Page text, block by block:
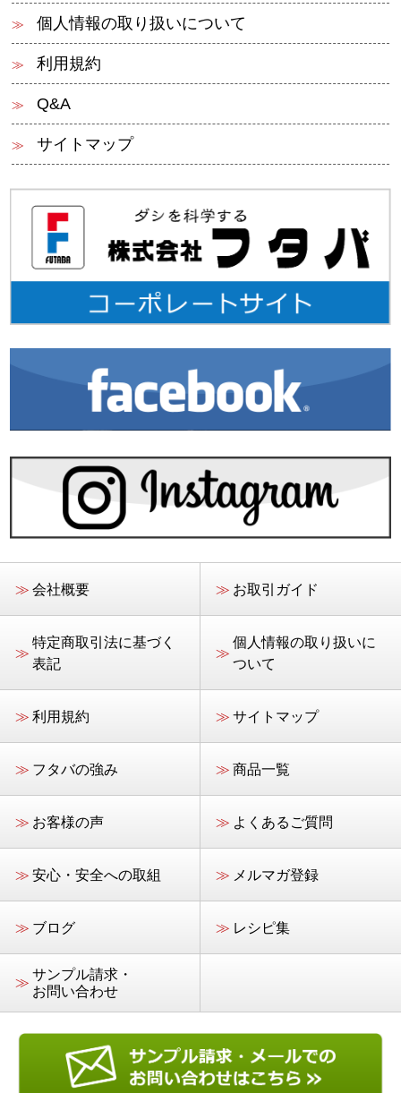
個人情報の取り扱いについて
利用規約
Q&A
サイトマップ
≫ 会社概要 ≫ お取引ガイド
≫
特定商取引法に基づく
表記
≫
個人情報の取り扱いに
ついて
≫ 利用規約 ≫ サイトマップ
≫ フタバの強み ≫ 商品一覧
≫ お客様の声 ≫ よくあるご質問
≫ 安心・安全への取組 ≫ メルマガ登録
≫ ブログ ≫ レシピ集
≫ サンプル請求・
お問い合わせ